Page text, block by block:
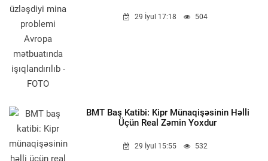
29 İyul 17:18 504
BMT Baş Katibi: Kipr Münaqişəsinin Həlli
Üçün Real Zəmin Yoxdur
29 İyul 15:55 532